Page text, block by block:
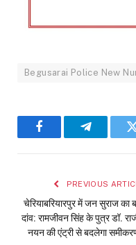
Begusarai Police New
FacebookTelegram
PREVIOUS
चेरियाबरियारपुर में जन सुराज का
दांव: रामजीवन सिंह के पुत्र डॉ.
नयन की एंट्री से बदलेगा